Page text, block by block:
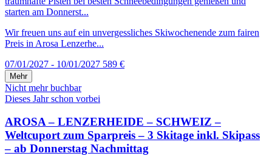
starten am Donnerst...
Wir freuen uns auf ein unvergessliches Skiwochenende zum fairen
Preis in Arosa Lenzerhe...
07/01/2027 - 10/01/2027 589 €
Mehr
Nicht mehr buchbar
Dieses Jahr schon vorbei
AROSA – LENZERHEIDE – SCHWEIZ –
Weltcuport zum Sparpreis – 3 Skitage inkl. Skipass
– ab Donnerstag Nachmittag